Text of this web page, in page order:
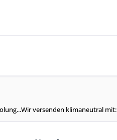
versenden klimaneutral mit: